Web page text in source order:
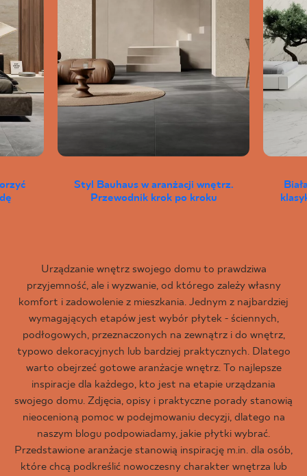
Styl Bauhaus w aranżacji wnętrz.
Przewodnik krok po kroku
Urządzanie wnętrz swojego domu to prawdziwa
przyjemność, ale i wyzwanie, od którego zależy własny
komfort i zadowolenie z mieszkania. Jednym z najbardziej
wymagających etapów jest wybór płytek - ściennych,
podłogowych, przeznaczonych na zewnątrz i do wnętrz,
typowo dekoracyjnych lub bardziej praktycznych. Dlatego
warto obejrzeć gotowe aranżacje wnętrz. To najlepsze
inspiracje dla każdego, kto jest na etapie urządzania
swojego domu. Zdjęcia, opisy i praktyczne porady stanowią
nieocenioną pomoc w podejmowaniu decyzji, dlatego na
naszym blogu podpowiadamy, jakie płytki wybrać.
Przedstawione aranżacje stanowią inspirację m.in. dla osób,
które chcą podkreślić nowoczesny charakter wnętrza lub